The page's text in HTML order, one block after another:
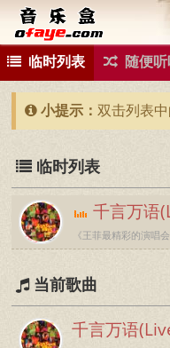
临时列表 随便
小提示： 双击列表
临时列表
千言万语
《王菲最精彩的演唱会
当前歌曲
千言万语